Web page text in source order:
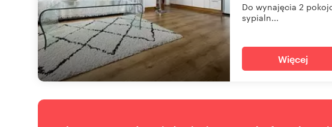
Do wynajęcia 2
sypialn...
Więcej